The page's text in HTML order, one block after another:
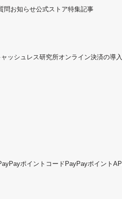
問お知らせ公式ストア特集記事
ャッシュレス研究所オンライン決済の導入
ポイントコードPayPayポイントAPI